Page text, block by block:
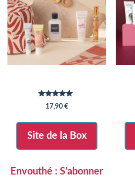
5.00
sur 5
17,90 €
Site de la Box
Envouthé : S’abonner